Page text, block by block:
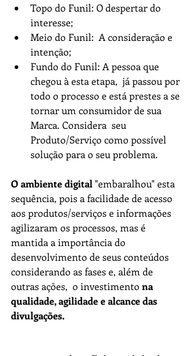
Topo do Funil: O despertar do
interesse;
Meio do Funil:  A consideração e
intenção;
Fundo do Funil: A pessoa que
chegou à esta etapa,  já passou por
todo o processo e está prestes a se
tornar um consumidor de sua
Marca. Considera  seu
Produto/Serviço como possível
solução para o seu problema.
O ambiente digital "embaralhou" esta
sequência, pois a facilidade de acesso
aos produtos/serviços e informações
agilizaram os processos, mas é
mantida a importância do
desenvolvimento de seus conteúdos
considerando as fases e, além de
outras ações,  o investimento na
qualidade, agilidade e alcance das
divulgações.